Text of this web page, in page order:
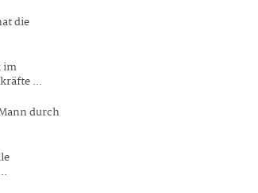
die
im
...
durch